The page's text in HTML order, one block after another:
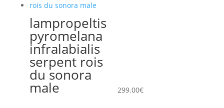
lampropeltis
pyromelana
infralabialis
serpent rois
du sonora
male 299.00€